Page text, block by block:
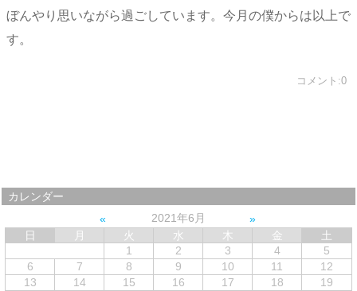
ぼんやり思いながら過ごしています。今月の僕からは以上で
す。
コメント:0
カレンダー
2021年6月
日
月 火 水 木 金
土
1
2 3 4
5
6
7 8 9 10 11
12
13
14 15 16 17 18
19